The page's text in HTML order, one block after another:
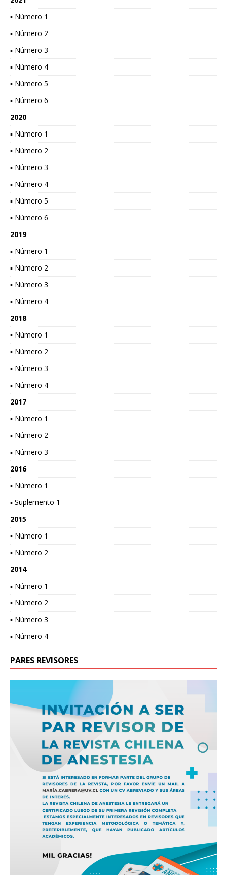
▪ Número 1
▪ Número 2
▪ Número 3
▪ Número 4
▪ Número 5
▪ Número 6
2020
▪ Número 1
▪ Número 2
▪ Número 3
▪ Número 4
▪ Número 5
▪ Número 6
2019
▪ Número 1
▪ Número 2
▪ Número 3
▪ Número 4
2018
▪ Número 1
▪ Número 2
▪ Número 3
▪ Número 4
2017
▪ Número 1
▪ Número 2
▪ Número 3
2016
▪ Número 1
▪ Suplemento 1
2015
▪ Número 1
▪ Número 2
2014
▪ Número 1
▪ Número 2
▪ Número 3
▪ Número 4
PARES REVISORES